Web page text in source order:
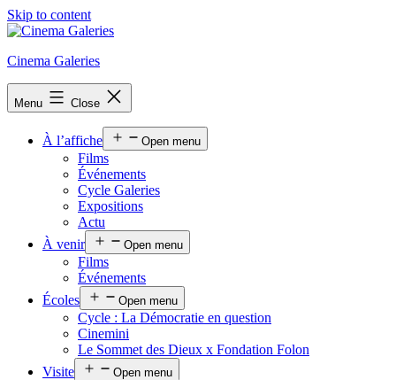
Skip to content
Cinema Galeries
Menu Close
À l’affiche Open menu
Films
Événements
Cycle Galeries
Expositions
Actu
À venir
Open menu
Films
Événements
Écoles
Open menu
Cycle : La Démocratie en question
Cinemini
Le Sommet des Dieux x Fondation Folon
Visite
Open menu